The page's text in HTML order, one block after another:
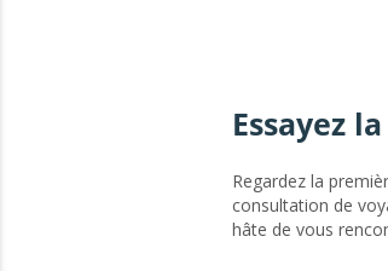
Essayez
Regardez la
consultation de
hâte de vous